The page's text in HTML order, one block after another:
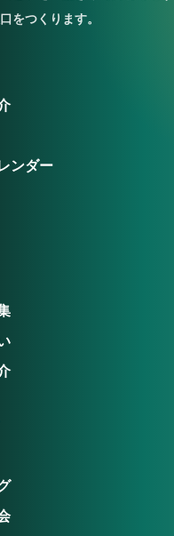
をつくります。
ンダー